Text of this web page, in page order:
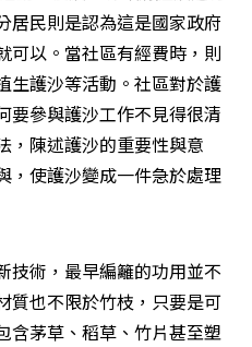
居民則是認為這是國家政府
可以。當社區有經費時，則
生護沙等活動。社區對於護
要參與護沙工作不見得很清
，陳述護沙的重要性與意
，使護沙變成一件急於處理
技術，最早編籬的功用並不
質也不限於竹枝，只要是可
含茅草、稻草、竹片甚至塑